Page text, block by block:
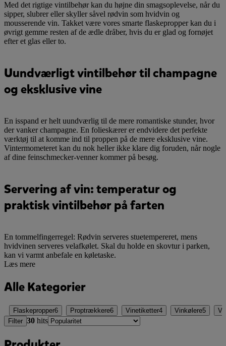
Med det rigtige vintilbehør kan du højne din smagsoplevelse, når du
sipper, slubrer eller skyller såvel rødvin som hvidvin og
mousserende vin. Takket være vores smarte flaskepropper kan du i
øvrigt gemme resten af de ædle dråber, hvis du er glad og fornøjet
efter et glas eller to.
Uundværligt vintilbehør til champagne
og eksklusive vine
En isspand er helt uundværlig til de mere romantiske stunder, hvor
der vanker champagne. En folieskærer er endvidere det perfekte
værktøj til at komme ind til proppen på de mere eksklusive vine.
Vintermometeret kan du nok heller ikke klare dig foruden, når nogle
af dine feinschmecker-venner kommer på besøg.
Servering af vin: temperatur og
praktisk vintilbehør på farten
En tommelfingerregel: Rødvin serveres stuetempereret, mens
hvidvinen serveres velafkølet. Skal du holde en skovtur i parken,
kan vi varmt anbefale en køletaske.
Læs mere
Alle Kategorier
Flaskepropper6 Proptrækkere6 Vinetiketter4 Vinkølere5
Filter 30 hits